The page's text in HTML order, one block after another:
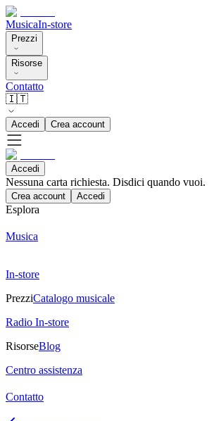
MusicaIn-store
Prezzi
Risorse
Contatto
🇮🇹
Accedi Crea account
Accedi
Nessuna carta richiesta. Disdici quando vuoi.
Crea account Accedi
Esplora
Musica
In-store
PrezziCatalogo musicale
Radio In-store
RisorseBlog
Centro assistenza
Contatto